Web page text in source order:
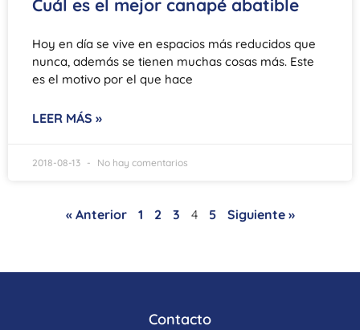
Cuál es el mejor canapé abatible
Hoy en día se vive en espacios más reducidos que
nunca, además se tienen muchas cosas más. Este
es el motivo por el que hace
LEER MÁS »
2018-08-13 No hay comentarios
« Anterior 1 2 3 4 5 Siguiente »
Contacto